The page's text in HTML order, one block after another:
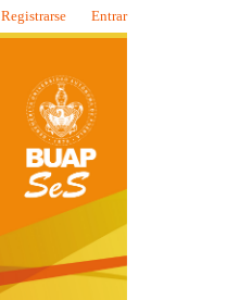
Registrarse Entrar